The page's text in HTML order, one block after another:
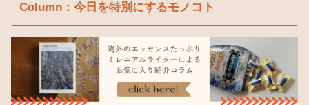
Column：今日を特別にするモノコト